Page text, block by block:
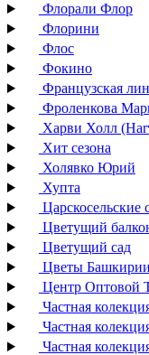
Флорали Флор
Флорини
Флос
Фокино
Французская
Фроленкова
Харви Холл
Хит сезона
Холявко Юрий
Хупта
Царскосельские
Цветущий
Цветущий сад
Цветы Башкирии
Центр Оптовой
Частная
Частная
Частная